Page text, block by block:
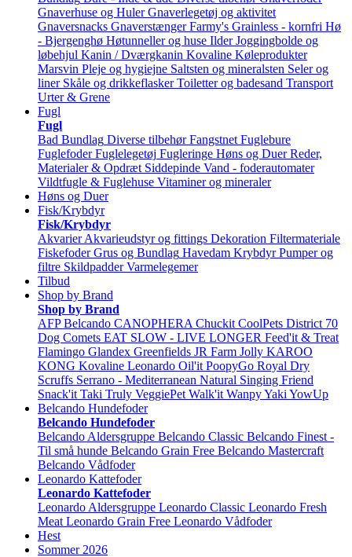
Gnaverhuse og Huler Gnaverlegetøj og aktivitet
Gnaversnacks Gnaverstænger Farmy's Grainless - kornfri Hø
- Bjergenghø Høtunneller og huse Ilder Joggingbolde og
løbehjul Kanin / Dværgkanin Kovaline Køleprodukter
Marsvin Pleje og hygiejne Saltsten og mineralsten Seler og
liner Skåle og drikkeflasker Toiletter og badesand Transport
Urter & Grene
Fugl
Fugl
Bad Bundlag Diverse tilbehør Fangstnet Fuglebure
Fuglefoder Fuglelegetøj Fugleringe Høns og Duer Reder,
Materialer & Opdræt Siddepinde Vand - foderautomater
Vildtfugle & Fuglehuse Vitaminer og mineraler
Høns og Duer
Fisk/Krybdyr
Fisk/Krybdyr
Akvarier Akvarieudstyr og fittings Dekoration Filtermateriale
Fiskefoder Grus og Bundlag Havedam Krybdyr Pumper og
filtre Skildpadder Varmelegemer
Tilbud
Shop by Brand
Shop by Brand
AFP Belcando CANOPHERA Chuckit CoolPets District 70
Dog Comets EAT SLOW - LIVE LONGER Feed'it & Treat
Flamingo Glandex Greenfields JR Farm Jolly KAROO
KONG Kovaline Leonardo Oil'it PoopyGo Royal Dry
Scruffs Serrano - Mediterranean Natural Singing Friend
Snack'it Taki Truly VeggiePet Walk'it WanpyYaki YowUp
Belcando Hundefoder
Belcando Hundefoder
Belcando Aldersgruppe Belcando Classic Belcando Finest -
Til små hunde Belcando Grain Free Belcando Mastercraft
Belcando Vådfoder
Leonardo Kattefoder
Leonardo Kattefoder
Leonardo Aldersgruppe Leonardo Classic Leonardo Fresh
Meat Leonardo Grain Free Leonardo Vådfoder
Hest
Sommer 2026